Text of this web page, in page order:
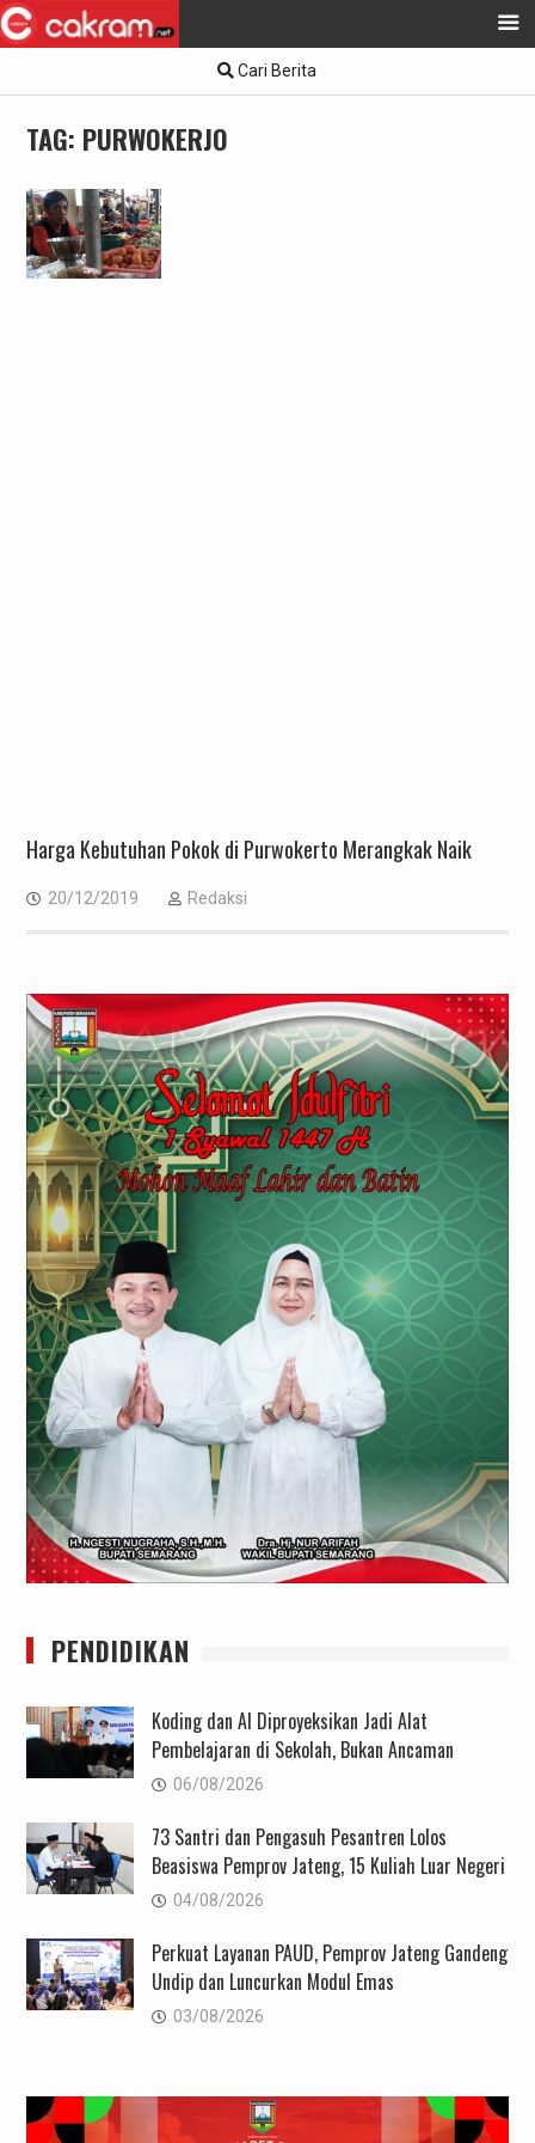
to
Cari Berita
TAG: PURWOKERJO
Harga Kebutuhan Pokok di Purwokerto Merangkak Naik
20/12/2019 Redaksi
PENDIDIKAN
Koding dan AI Diproyeksikan Jadi Alat
Pembelajaran di Sekolah, Bukan Ancaman
06/08/2026
73 Santri dan Pengasuh Pesantren Lolos
Beasiswa Pemprov Jateng, 15 Kuliah Luar Negeri
04/08/2026
Perkuat Layanan PAUD, Pemprov Jateng Gandeng
Undip dan Luncurkan Modul Emas
03/08/2026